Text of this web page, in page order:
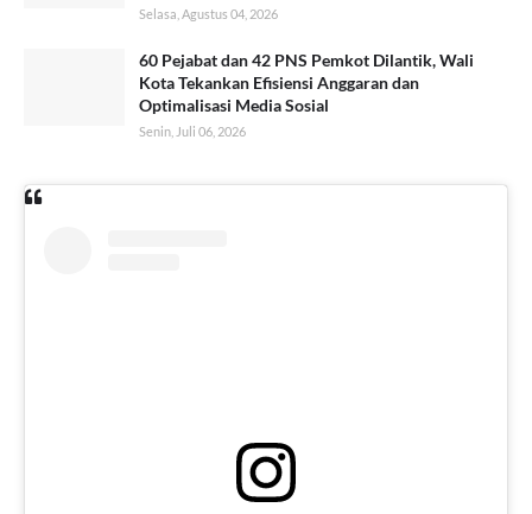
Selasa, Agustus 04, 2026
60 Pejabat dan 42 PNS Pemkot Dilantik, Wali
Kota Tekankan Efisiensi Anggaran dan
Optimalisasi Media Sosial
Senin, Juli 06, 2026